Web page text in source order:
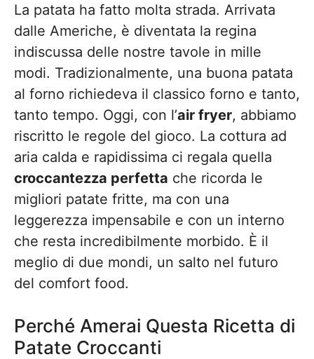
La patata ha fatto molta strada. Arrivata
dalle Americhe, è diventata la regina
indiscussa delle nostre tavole in mille
modi. Tradizionalmente, una buona patata
al forno richiedeva il classico forno e tanto,
tanto tempo. Oggi, con l’air fryer, abbiamo
riscritto le regole del gioco. La cottura ad
aria calda e rapidissima ci regala quella
croccantezza perfetta che ricorda le
migliori patate fritte, ma con una
leggerezza impensabile e con un interno
che resta incredibilmente morbido. È il
meglio di due mondi, un salto nel futuro
del comfort food.
Perché Amerai Questa Ricetta di
Patate Croccanti